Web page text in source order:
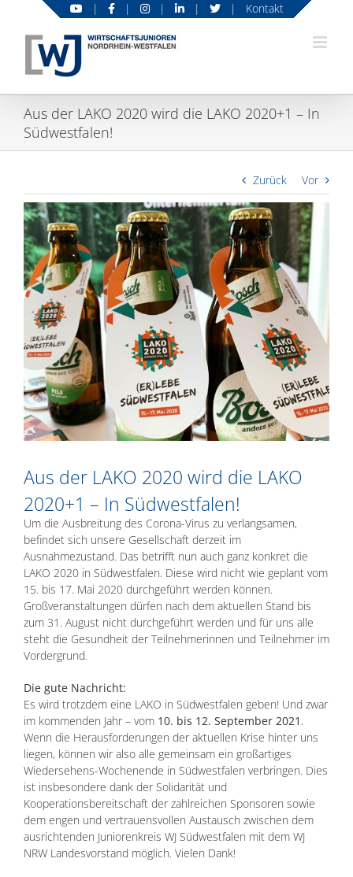
springen
| | | | | Kontakt
Aus der LAKO 2020 wird die LAKO 2020+1 – In
Südwestfalen!
Zurück
Vor
Zeige
grösseres
Bild
Aus der LAKO 2020 wird die LAKO
2020+1 – In Südwestfalen!
Um die Ausbreitung des Corona-Virus zu verlangsamen,
befindet sich unsere Gesellschaft derzeit im
Ausnahmezustand. Das betrifft nun auch ganz konkret die
LAKO 2020 in Südwestfalen. Diese wird nicht wie geplant vom
15. bis 17. Mai 2020 durchgeführt werden können.
Großveranstaltungen dürfen nach dem aktuellen Stand bis
zum 31. August nicht durchgeführt werden und für uns alle
steht die Gesundheit der Teilnehmerinnen und Teilnehmer im
Vordergrund.
Die gute Nachricht:
Es wird trotzdem eine LAKO in Südwestfalen geben! Und zwar
im kommenden Jahr – vom 10. bis 12. September 2021 .
Wenn die Herausforderungen der aktuellen Krise hinter uns
liegen, können wir also alle gemeinsam ein großartiges
Wiedersehens-Wochenende in Südwestfalen verbringen. Dies
ist insbesondere dank der Solidarität und
Kooperationsbereitschaft der zahlreichen Sponsoren sowie
dem engen und vertrauensvollen Austausch zwischen dem
ausrichtenden Juniorenkreis WJ Südwestfalen mit dem WJ
NRW Landesvorstand möglich. Vielen Dank!